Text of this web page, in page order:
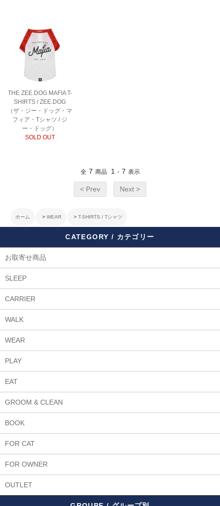
THE ZEE.DOG MAFIA T-
SHIRTS / ZEE.DOG
（ザ・ジー・ドッグ・マ
フィア・Tシャツ / ジ
ー・ドッグ）
SOLD OUT
全 7 商品 1 - 7 表示
< Prev Next >
ホーム > WEAR > T-SHIRTS / Tシャツ
CATEGORY / カテゴリー
お取寄せ商品
SLEEP
CARRIER
WALK
WEAR
PLAY
EAT
GROOM & CLEAN
BOOK
FOR CAT
FOR OWNER
OUTLET